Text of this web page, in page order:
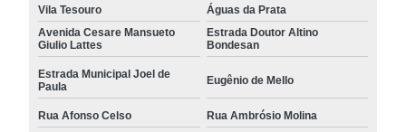
Vila Tesouro
Águas da Prata
Avenida Cesare Mansueto
Giulio Lattes
Estrada Doutor Altino
Bondesan
Estrada Municipal Joel de
Paula
Eugênio de Mello
Rua Afonso Celso Rua Ambrósio Molina